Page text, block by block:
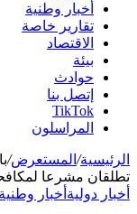
أخبار وطنية
تقارير خاصة
الاقتصاد
بيئة
حوادث
إتصل بنا
TikTok
المراسلون
الرئيسية/ المستعرض/
تطلقان مشرعا
أخبار دولية أخبار وطنية